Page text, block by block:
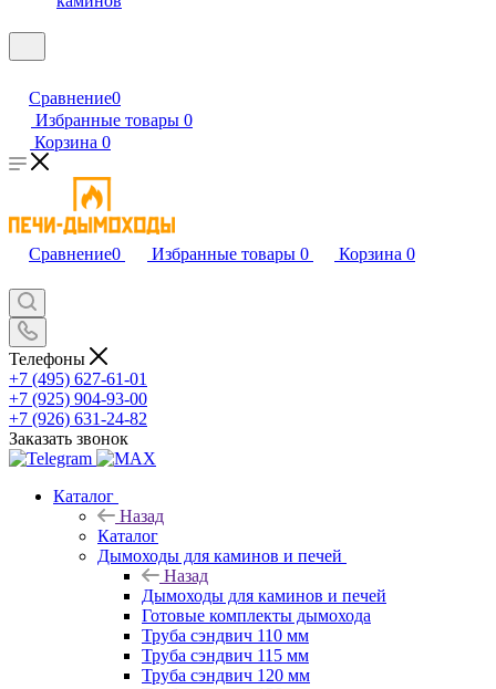
Сравнение0
Избранные товары 0
Корзина 0
Сравнение0 Избранные товары 0 Корзина 0
Телефоны
+7 (495) 627-61-01
+7 (925) 904-93-00
+7 (926) 631-24-82
Заказать звонок
Каталог
Назад
Каталог
Дымоходы для каминов и печей
Назад
Дымоходы для каминов и печей
Готовые комплекты дымохода
Труба сэндвич 110 мм
Труба сэндвич 115 мм
Труба сэндвич 120 мм